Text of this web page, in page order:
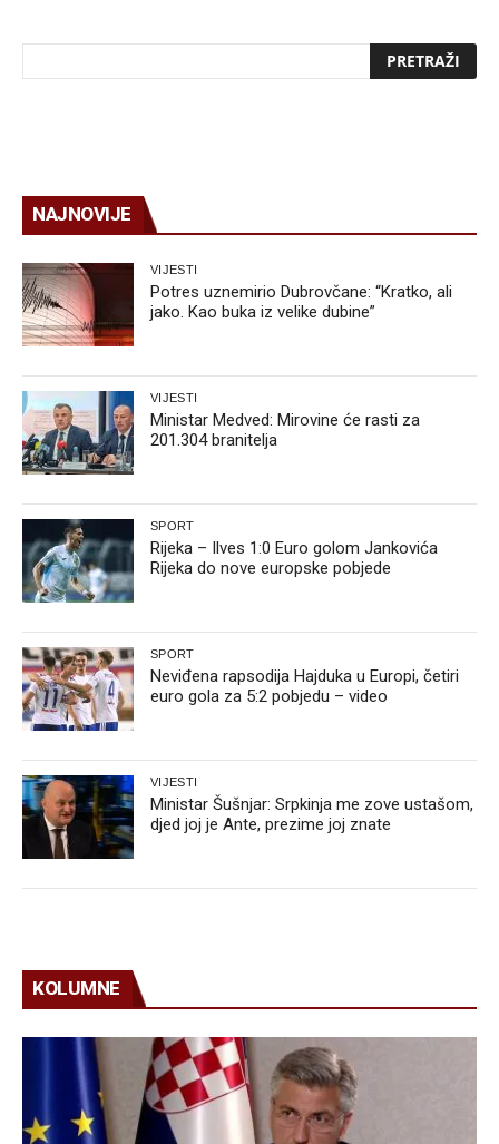
NAJNOVIJE
VIJESTI
Potres uznemirio Dubrovčane: “Kratko, ali
jako. Kao buka iz velike dubine”
VIJESTI
Ministar Medved: Mirovine će rasti za
201.304 branitelja
SPORT
Rijeka – Ilves 1:0 Euro golom Jankovića
Rijeka do nove europske pobjede
SPORT
Neviđena rapsodija Hajduka u Europi, četiri
euro gola za 5:2 pobjedu – video
VIJESTI
Ministar Šušnjar: Srpkinja me zove ustašom,
djed joj je Ante, prezime joj znate
KOLUMNE